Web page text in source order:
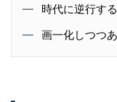
時代に逆行す
画一化しつつ